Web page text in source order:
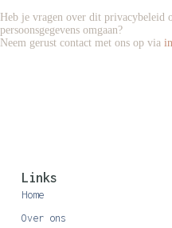
Heb je vragen over dit privacybeleid
persoonsgegevens omgaan?
Neem gerust contact met ons op via
Links
Home
Over ons